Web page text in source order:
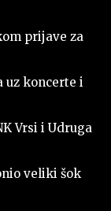
prijave za
uz koncerte i
Vrsi i Udruga
veliki šok